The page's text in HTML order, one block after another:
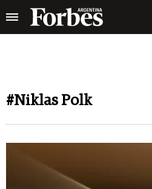
#Niklas Polk